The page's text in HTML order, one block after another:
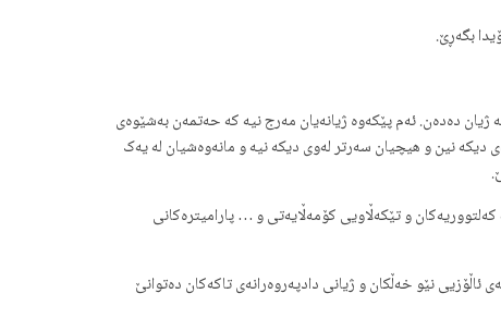
بگەڕێ.
ژیان دەدەن. ئەم پێكەوە ژیانەیان مەرج نیە کە حەتمەن بەشێوەی
دیکە نین و هیچیان سەرتر لەوی دیکە نیە و مانەوەشیان لە یەک
و تێکەڵاویی کۆمەڵایەتی و … پارامیترەکانی
نێو خەڵکان و ژیانی دادپەروەرانەی تاکەکان دەتوانێ